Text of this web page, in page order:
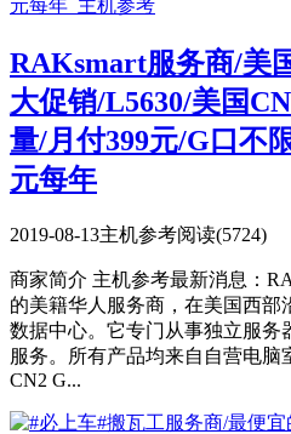
RAKsmart服务商/美
大促销/L5630/美国
量/月付399元/G口不
元每年
2019-08-13主机参考阅读(5724)
商家简介 主机参考最新消息：
的美籍华人服务商，在美国西
数据中心。它专门从事独立服
服务。所有产品均来自自营电
CN2 G...